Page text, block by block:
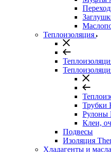
Теплоизоляция
Трубки
Рулоны
Клеи,
Подвесы
Изоляция
Хладагенты и масла